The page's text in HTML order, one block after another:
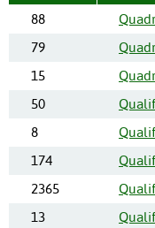
88
79
15
50
8
174
2365
13